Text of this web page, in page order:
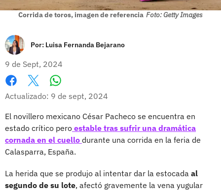
Corrida de toros, imagen de referencia Foto: Getty Images
Por: Luisa Fernanda Bejarano
9 de Sept, 2024
Facebook
X
Actualizado: 9 de sept, 2024
El novillero mexicano César Pacheco se encuentra en
estado crítico pero estable tras sufrir una dramática
cornada en el cuello durante una corrida en la feria de
Calasparra, España.
La herida que se produjo al intentar dar la estocada al
segundo de su lote, afectó gravemente la vena yugular